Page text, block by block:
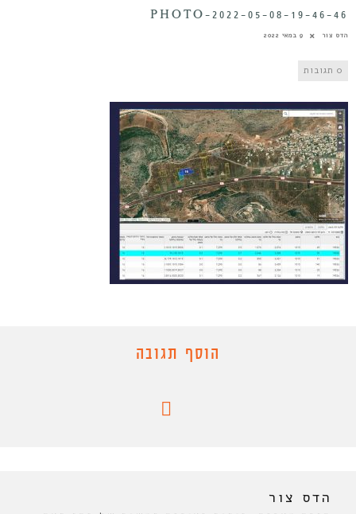
PHOTO-2022-05-08-19-46-46
הדס צור 9 במאי 2022
0 תגובות
הוסף תגובה
הדס צור